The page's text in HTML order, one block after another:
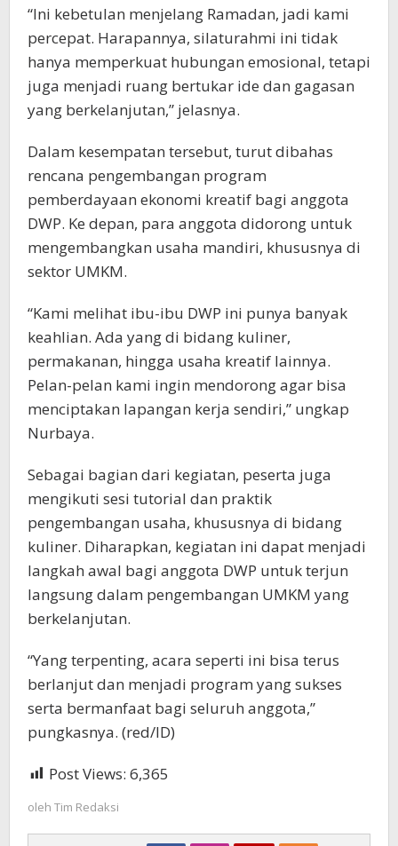
“Ini kebetulan menjelang Ramadan, jadi kami
percepat. Harapannya, silaturahmi ini tidak
hanya memperkuat hubungan emosional, tetapi
juga menjadi ruang bertukar ide dan gagasan
yang berkelanjutan,” jelasnya.
Dalam kesempatan tersebut, turut dibahas
rencana pengembangan program
pemberdayaan ekonomi kreatif bagi anggota
DWP. Ke depan, para anggota didorong untuk
mengembangkan usaha mandiri, khususnya di
sektor UMKM.
“Kami melihat ibu-ibu DWP ini punya banyak
keahlian. Ada yang di bidang kuliner,
permakanan, hingga usaha kreatif lainnya.
Pelan-pelan kami ingin mendorong agar bisa
menciptakan lapangan kerja sendiri,” ungkap
Nurbaya.
Sebagai bagian dari kegiatan, peserta juga
mengikuti sesi tutorial dan praktik
pengembangan usaha, khususnya di bidang
kuliner. Diharapkan, kegiatan ini dapat menjadi
langkah awal bagi anggota DWP untuk terjun
langsung dalam pengembangan UMKM yang
berkelanjutan.
“Yang terpenting, acara seperti ini bisa terus
berlanjut dan menjadi program yang sukses
serta bermanfaat bagi seluruh anggota,”
pungkasnya. (red/ID)
Post Views: 6,365
oleh Tim Redaksi